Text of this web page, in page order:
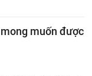
muốn được